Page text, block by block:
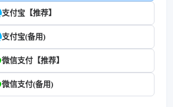
支付宝【推荐】
支付宝(备用)
微信支付【推荐】
微信支付(备用)